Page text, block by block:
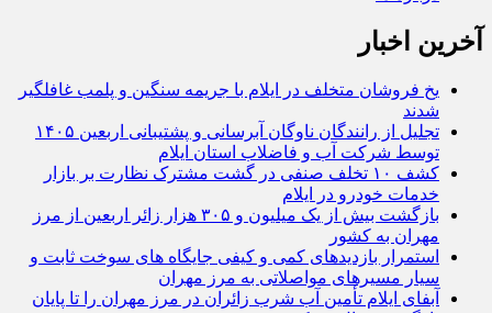
آخرین اخبار
یخ‌ فروشان متخلف در ایلام با جریمه سنگین و پلمب غافلگیر
شدند
تجلیل از رانندگان ناوگان آبرسانی و پشتیبانی اربعین ۱۴۰۵
توسط شرکت آب و فاضلاب استان ایلام
کشف ۱۰ تخلف صنفی در گشت مشترک نظارت بر بازار
خدمات خودرو در ایلام
بازگشت بیش از یک میلیون و ۳۰۵ هزار زائر اربعین از مرز
مهران به کشور
استمرار بازدیدهای کمی و کیفی جایگاه‌ های سوخت ثابت و
سیار مسیرهای مواصلاتی به مرز مهران
آبفای ایلام تأمین آب شرب زائران در مرز مهران را تا پایان